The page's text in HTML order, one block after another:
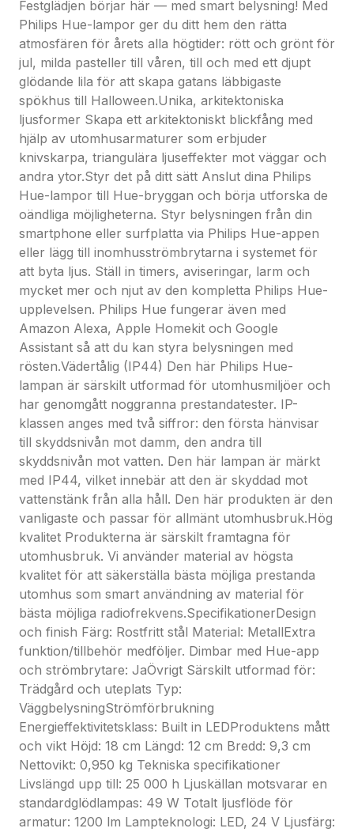
prestandatester. IP-klassen anges med två siffror:
den första hänvisar till skyddsnivån mot damm, den
andra till skyddsnivån mot vatten. Den här lampan
är märkt med IP44, vilket innebär att den är
skyddad mot vattenstänk från alla håll. Den här
produkten är den vanligaste och passar för allmänt
utomhusbruk.Hög kvalitet
Produkterna är särskilt framtagna för utomhusbruk.
Vi använder material av högsta kvalitet för att
säkerställa bästa möjliga prestanda utomhus som
smart användning av material för bästa möjliga
radiofrekvens.SpecifikationerDesign och finish
Färg: Rostfritt stål
Material: MetallExtra funktion/tillbehör medföljer.
Dimbar med Hue-app och strömbrytare: JaÖvrigt
Särskilt utformad för: Trädgård och uteplats
Typ: VäggbelysningStrömförbrukning
Energieffektivitetsklass: Built in LEDProduktens mått
och vikt
Höjd: 18 cm
Längd: 12 cm
Bredd: 9,3 cm
Nettovikt: 0,950 kg
Tekniska specifikationer
Livslängd upp till: 25 000 h
Ljuskällan motsvarar en standardglödlampas: 49 W
Totalt ljusflöde för armatur: 1200 lm
Lampteknologi: LED, 24 V
Ljusfärg: 2 000–6 500 Hue White Color Ambiance
Nätström: Intervall 220–240 V, 50–60 Hz
LED: Ja
Inbyggd LED: Ja
Energiklass för medföljande ljuskälla: Inbyggd LED
Antal lampor: 2
Wattstyrka på medföljande lampa: 8 W
Maximal wattstyrka på ersättningslampa: 8 W
IP-kod: IP44, skydd mot föremål större än 1 mm,
skydd mot vattenstänk
Skyddsklass: I - jordadProduktkod:
1746447P7Produktserier:
Hue Outdoor
Philips utomhusbelysningProduktdokument
[http://pdf.order.se/pdf/philips/915005843001.pdf]
Festglädjen börjar här — med smart belysning! Med
Philips Hue-lampor ger du ditt hem den rätta
atmosfären för årets alla högtider: rött och grönt för
jul, milda pasteller till våren, till och med ett djupt
glödande lila för att skapa gatans läbbigaste
spökhus till Halloween.Unika, arkitektoniska
ljusformer Skapa ett arkitektoniskt blickfång med
hjälp av utomhusarmaturer som erbjuder
knivskarpa, triangulära ljuseffekter mot väggar och
andra ytor.Styr det på ditt sätt Anslut dina Philips
Hue-lampor till Hue-bryggan och börja utforska de
oändliga möjligheterna. Styr belysningen från din
smartphone eller surfplatta via Philips Hue-appen
eller lägg till inomhusströmbrytarna i systemet för
att byta ljus. Ställ in timers, aviseringar, larm och
mycket mer och njut av den kompletta Philips Hue-
upplevelsen. Philips Hue fungerar även med
Amazon Alexa, Apple Homekit och Google
Assistant så att du kan styra belysningen med
rösten.Vädertålig (IP44) Den här Philips Hue-
lampan är särskilt utformad för utomhusmiljöer och
har genomgått noggranna prestandatester. IP-
klassen anges med två siffror: den första hänvisar
till skyddsnivån mot damm, den andra till
skyddsnivån mot vatten. Den här lampan är märkt
med IP44, vilket innebär att den är skyddad mot
vattenstänk från alla håll. Den här produkten är den
vanligaste och passar för allmänt utomhusbruk.Hög
kvalitet Produkterna är särskilt framtagna för
utomhusbruk. Vi använder material av högsta
kvalitet för att säkerställa bästa möjliga prestanda
utomhus som smart användning av material för
bästa möjliga radiofrekvens.SpecifikationerDesign
och finish Färg: Rostfritt stål Material: MetallExtra
funktion/tillbehör medföljer. Dimbar med Hue-app
och strömbrytare: JaÖvrigt Särskilt utformad för:
Trädgård och uteplats Typ:
VäggbelysningStrömförbrukning
Energieffektivitetsklass: Built in LEDProduktens mått
och vikt Höjd: 18 cm Längd: 12 cm Bredd: 9,3 cm
Nettovikt: 0,950 kg Tekniska specifikationer
Livslängd upp till: 25 000 h Ljuskällan motsvarar en
standardglödlampas: 49 W Totalt ljusflöde för
armatur: 1200 lm Lampteknologi: LED, 24 V Ljusfärg: